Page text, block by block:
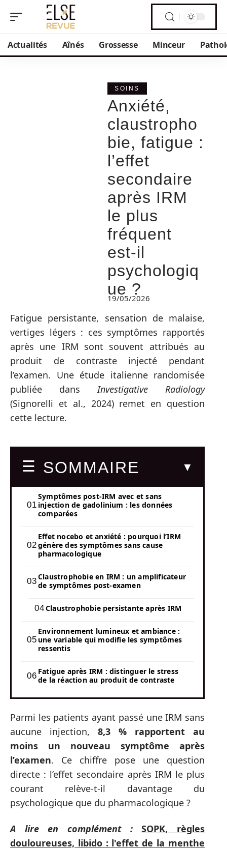
Actualités Aînés Grossesse Minceur
SOINS
Anxiété,
claustropho
bie, fatigue :
l’effet
secondaire
après IRM
le plus
fréquent
est-il
psychologiq
ue ?
19/05/2026
Fatigue persistante, sensation de malaise,
vertiges légers : ces symptômes rapportés
après une IRM sont souvent attribués au
produit de contraste injecté pendant
l’examen. Une étude italienne randomisée
publiée dansInvestigative Radiology
(Signorelli et al., 2024) remet en question
cette lecture.
SOMMAIRE
Symptômes post-IRM avec et sans
injection de gadolinium : les données
comparées
Effet nocebo et anxiété : pourquoi l’IRM
génère des symptômes sans cause
pharmacologique
Claustrophobie en IRM : un amplificateur
de symptômes post-examen
Claustrophobie persistante après IRM
Environnement lumineux et ambiance :
une variable qui modifie les symptômes
ressentis
Fatigue après IRM : distinguer le stress
de la réaction au produit de contraste
Parmi les patients ayant passé une IRM sans
aucune injection, 8,3 % rapportent au
moins un nouveau symptôme après
l’examen. Ce chiffre pose une question
directe : l’effet secondaire après IRM le plus
courant relève-t-il davantage du
psychologique que du pharmacologique ?
A lire en complément :
SOPK, règles
douloureuses, libido : l'effet de la menthe